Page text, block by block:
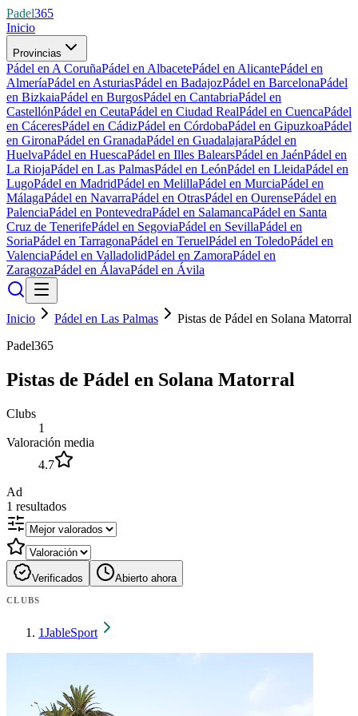
Padel365
Inicio
Provincias
Pádel en A CoruñaPádel en AlbacetePádel en AlicantePádel en
AlmeríaPádel en AsturiasPádel en BadajozPádel en BarcelonaPádel
en BizkaiaPádel en BurgosPádel en CantabriaPádel en
CastellónPádel en CeutaPádel en Ciudad RealPádel en CuencaPádel
en CáceresPádel en CádizPádel en CórdobaPádel en GipuzkoaPádel
en GironaPádel en GranadaPádel en GuadalajaraPádel en
HuelvaPádel en HuescaPádel en Illes BalearsPádel en JaénPádel en
La RiojaPádel en Las PalmasPádel en LeónPádel en LleidaPádel en
LugoPádel en MadridPádel en MelillaPádel en MurciaPádel en
MálagaPádel en NavarraPádel en OtrasPádel en OurensePádel en
PalenciaPádel en PontevedraPádel en SalamancaPádel en Santa
Cruz de TenerifePádel en SegoviaPádel en SevillaPádel en
SoriaPádel en TarragonaPádel en TeruelPádel en ToledoPádel en
ValenciaPádel en ValladolidPádel en ZamoraPádel en
ZaragozaPádel en ÁlavaPádel en Ávila
Inicio Pádel en Las Palmas
Pistas de Pádel en Solana Matorral
Padel365
Pistas de Pádel en Solana Matorral
Clubs
1
Valoración media
4.7
Ad
1 resultados
Verificados Abierto ahora
CLUBS
1JableSport